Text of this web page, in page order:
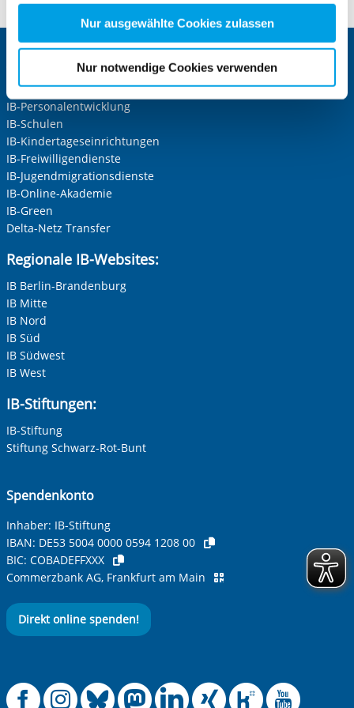
Zwecke entscheiden und Ihre erteilte Einwilligung stets
für die Zukunft widerrufen. Bitte beachten Sie: Ihre
Cookies, die erforderlich zur Bereitstellung der von Ihnen
aufgerufenen und somit gewünschten Website-
Funktionen sind. Diese Cookies setzen wir aufgrund
berechtigter Interessen und daher unabhängig von einer
Einwilligung.
Nur ausgewählte Cookies zulassen
Nur notwendige Cookies verwenden
Zentrale IB-Websites:
Die Internationale Arbeit des IB
IB-Personalentwicklung
IB-Schulen
IB-Kindertageseinrichtungen
IB-Freiwilligendienste
IB-Jugendmigrationsdienste
IB-Online-Akademie
IB-Green
Delta-Netz Transfer
Regionale IB-Websites:
IB Berlin-Brandenburg
IB Mitte
IB Nord
IB Süd
IB Südwest
IB West
IB-Stiftungen:
IB-Stiftung
Stiftung Schwarz-Rot-Bunt
Spendenkonto
Inhaber: IB-Stiftung
IBAN: DE53 5004 0000 0594 1208 00
BIC: COBADEFFXXX
Commerzbank AG, Frankfurt am Main
Direkt online spenden!